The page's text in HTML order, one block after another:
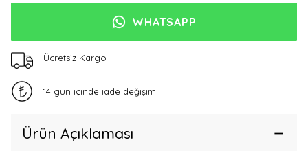
WHATSAPP
Ücretsiz Kargo
14 gün içinde iade değişim
Ürün Açıklaması